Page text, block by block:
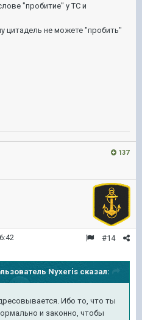
"пробитие" у ТС и
цитадель не можете "пробить"
137
#14
Nyxeris сказал:
Ибо то, что ты
и законно, чтобы